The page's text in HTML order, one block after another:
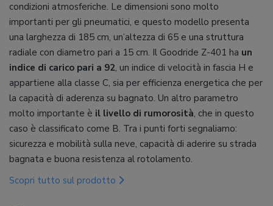
condizioni atmosferiche. Le dimensioni sono molto
importanti per gli pneumatici, e questo modello presenta
una larghezza di 185 cm, un’altezza di 65 e una struttura
radiale con diametro pari a 15 cm. Il Goodride Z-401 ha un
indice di carico pari a 92, un indice di velocità in fascia H e
appartiene alla classe C, sia per efficienza energetica che per
la capacità di aderenza su bagnato. Un altro parametro
molto importante è il livello di rumorosità, che in questo
caso è classificato come B. Tra i punti forti segnaliamo:
sicurezza e mobilità sulla neve, capacità di aderire su strada
bagnata e buona resistenza al rotolamento.
Scopri tutto sul prodotto